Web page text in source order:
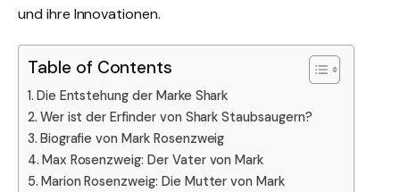
und ihre Innovationen.
Table of Contents
Die Entstehung der Marke Shark
Wer ist der Erfinder von Shark Staubsaugern?
Biografie von Mark Rosenzweig
Max Rosenzweig: Der Vater von Mark
Marion Rosenzweig: Die Mutter von Mark